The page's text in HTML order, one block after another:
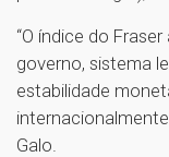
“O índice do
governo, sistema
estabilidade
Galo.